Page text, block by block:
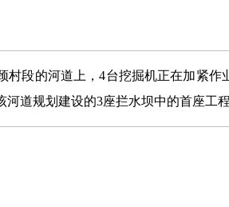
村段的河道上，4台挖掘机正在加紧
道规划建设的3座拦水坝中的首座工